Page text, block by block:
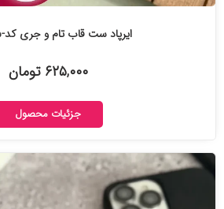
ایرپاد ست قاب تام و جری کد-۱۳۳۵۹۵
۶۲۵,۰۰۰ تومان
جزئیات محصول